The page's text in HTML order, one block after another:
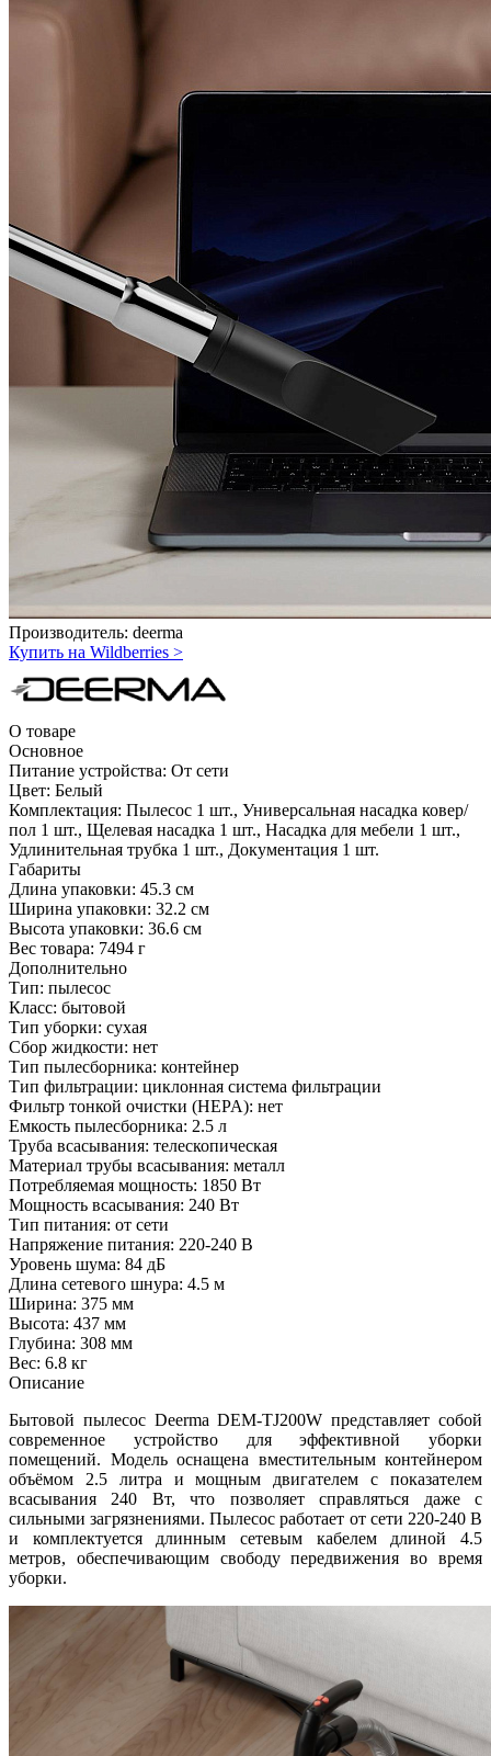
Производитель: deerma
Купить на Wildberries >
О товаре
Основное
Питание устройства: От сети
Цвет: Белый
Комплектация: Пылесос 1 шт., Универсальная насадка ковер/
пол 1 шт., Щелевая насадка 1 шт., Насадка для мебели 1 шт.,
Удлинительная трубка 1 шт., Документация 1 шт.
Габариты
Длина упаковки: 45.3 см
Ширина упаковки: 32.2 см
Высота упаковки: 36.6 см
Вес товара: 7494 г
Дополнительно
Тип: пылесос
Класс: бытовой
Тип уборки: сухая
Сбор жидкости: нет
Тип пылесборника: контейнер
Тип фильтрации: циклонная система фильтрации
Фильтр тонкой очистки (HEPA): нет
Емкость пылесборника: 2.5 л
Труба всасывания: телескопическая
Материал трубы всасывания: металл
Потребляемая мощность: 1850 Вт
Мощность всасывания: 240 Вт
Тип питания: от сети
Напряжение питания: 220-240 В
Уровень шума: 84 дБ
Длина сетевого шнура: 4.5 м
Ширина: 375 мм
Высота: 437 мм
Глубина: 308 мм
Вес: 6.8 кг
Описание
Бытовой пылесос Deerma DEM-TJ200W представляет собой
современное устройство для эффективной уборки
помещений. Модель оснащена вместительным контейнером
объёмом 2.5 литра и мощным двигателем с показателем
всасывания 240 Вт, что позволяет справляться даже с
сильными загрязнениями. Пылесос работает от сети 220-240 В
и комплектуется длинным сетевым кабелем длиной 4.5
метров, обеспечивающим свободу передвижения во время
уборки.